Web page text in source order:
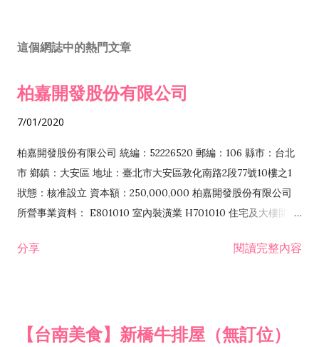
這個網誌中的熱門文章
柏嘉開發股份有限公司
7/01/2020
柏嘉開發股份有限公司 統編：52226520 郵編：106 縣市：台北
市 鄉鎮：大安區 地址：臺北市大安區敦化南路2段77號10樓之1
狀態：核准設立 資本額：250,000,000 柏嘉開發股份有限公司
所營事業資料： E801010 室內裝潢業 H701010 住宅及大樓開發
發業 H703090 不動產買賣業 H703100 不動產租賃業 I503010
分享 閱讀完整內容
【台南美食】新橋牛排屋（無訂位）